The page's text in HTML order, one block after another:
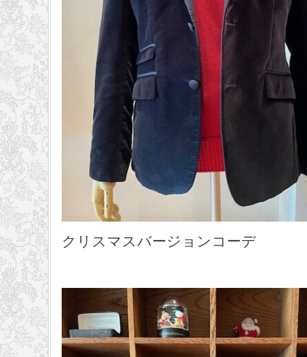
クリスマスバージョンコーデ